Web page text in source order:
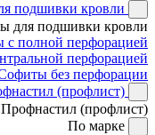
подшивки кровли
для подшивки кровли
с полной перфорацией
перфорацией
без перфорации
(профлист)
Профнастил (профлист)
По марке